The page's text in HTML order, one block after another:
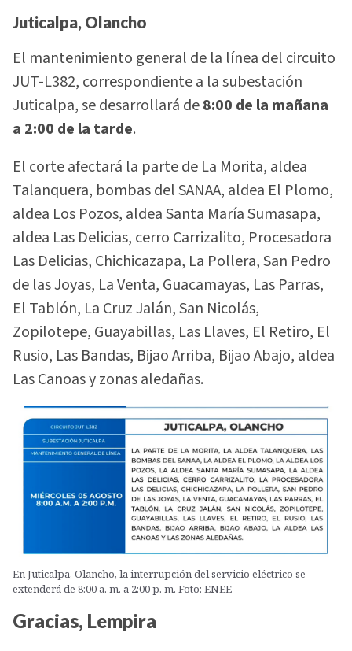
Juticalpa, Olancho
El mantenimiento general de la línea del circuito
JUT-L382, correspondiente a la subestación
Juticalpa, se desarrollará de8:00 de la mañana
a 2:00 de la tarde.
El corte afectará la parte de La Morita, aldea
Talanquera, bombas del SANAA, aldea El Plomo,
aldea Los Pozos, aldea Santa María Sumasapa,
aldea Las Delicias, cerro Carrizalito, Procesadora
Las Delicias, Chichicazapa, La Pollera, San Pedro
de las Joyas, La Venta, Guacamayas, Las Parras,
El Tablón, La Cruz Jalán, San Nicolás,
Zopilotepe, Guayabillas, Las Llaves, El Retiro, El
Rusio, Las Bandas, Bijao Arriba, Bijao Abajo, aldea
Las Canoas y zonas aledañas.
En Juticalpa, Olancho, la interrupción del servicio eléctrico se
extenderá de 8:00 a. m. a 2:00 p. m. Foto: ENEE
Gracias, Lempira